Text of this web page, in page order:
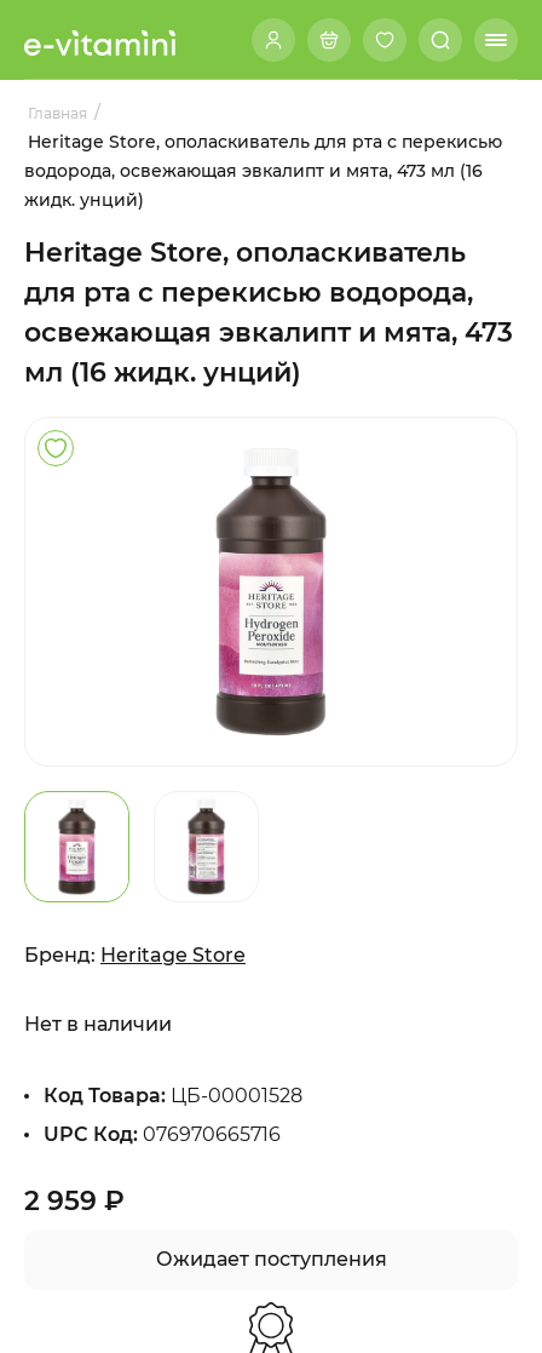
Главная /
Heritage Store, ополаскиватель для рта с перекисью
водорода, освежающая эвкалипт и мята, 473 мл (16
жидк. унций)
Heritage Store, ополаскиватель
для рта с перекисью водорода,
освежающая эвкалипт и мята, 473
мл (16 жидк. унций)
2 959 ₽
Ожидает поступления
Бренд: Heritage Store
Нет в наличии
Код Товара: ЦБ-00001528
UPC Код: 076970665716